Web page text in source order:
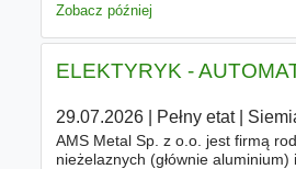
Zobacz później
ELEKTYRYK -
29.07.2026| Pełny etat|
AMS Metal Sp. z o.o. jest firmą
nieżelaznych (głównie